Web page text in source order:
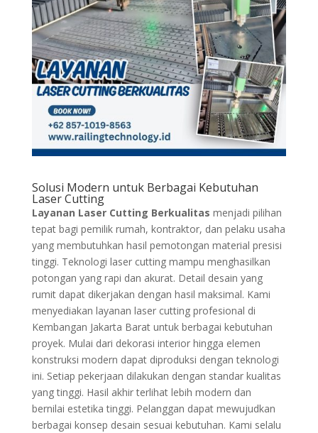
Solusi Modern untuk Berbagai Kebutuhan
Laser Cutting
Layanan Laser Cutting Berkualitas menjadi pilihan
tepat bagi pemilik rumah, kontraktor, dan pelaku usaha
yang membutuhkan hasil pemotongan material presisi
tinggi. Teknologi laser cutting mampu menghasilkan
potongan yang rapi dan akurat. Detail desain yang
rumit dapat dikerjakan dengan hasil maksimal. Kami
menyediakan layanan laser cutting profesional di
Kembangan Jakarta Barat untuk berbagai kebutuhan
proyek. Mulai dari dekorasi interior hingga elemen
konstruksi modern dapat diproduksi dengan teknologi
ini. Setiap pekerjaan dilakukan dengan standar kualitas
yang tinggi. Hasil akhir terlihat lebih modern dan
bernilai estetika tinggi. Pelanggan dapat mewujudkan
berbagai konsep desain sesuai kebutuhan. Kami selalu